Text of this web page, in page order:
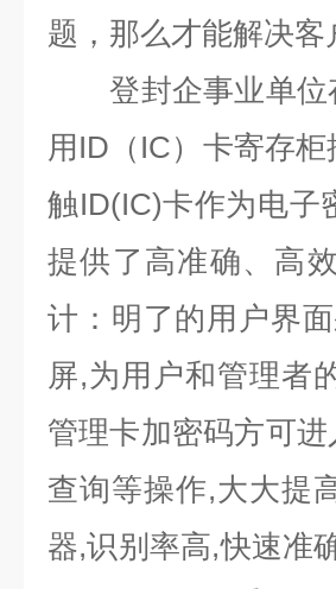
题，那么才能解决客
登封企事业单位
用 ID （ IC）卡寄存
触ID(IC)卡作为电子
提供了高准确、高
计：明了的用户界
屏,为用户和管理者
管理卡加密码方可
查询等操作,大大提
器,识别率高,快速准